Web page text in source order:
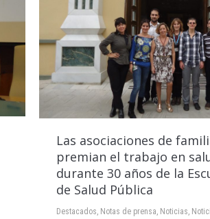
Las asociaciones de
premian el trabajo en
durante 30 años de la
de Salud Pública
Destacados Notas de prensa Noticias